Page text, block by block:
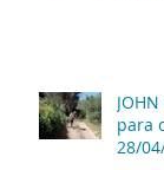
JOHN MAIN
para
28/